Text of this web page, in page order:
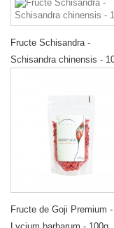
Fructe Schisandra -
Schisandra chinensis -
Fructe de Goji Premium -